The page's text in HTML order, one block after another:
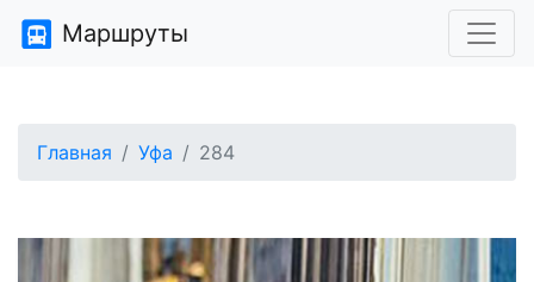
Маршруты
Главная Уфа 284